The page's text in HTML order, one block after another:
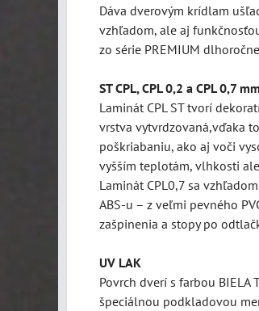
Dáva dverovým krídlam
vzhľadom, ale aj
zo série PREMIUM
ST CPL, CPL 0,2 a CPL 0,7 mm
Laminát CPL ST tvorí
vrstva vytvrdzovaná,vďaka
poškriabaniu, ako aj voči
vyšším teplotám, vlhkosti
Laminát CPL0,7 sa
ABS-u – z veľmi pevného
zašpinenia a stopy po
UV LAK
Povrch dverí s farbou
špeciálnou podkladovou